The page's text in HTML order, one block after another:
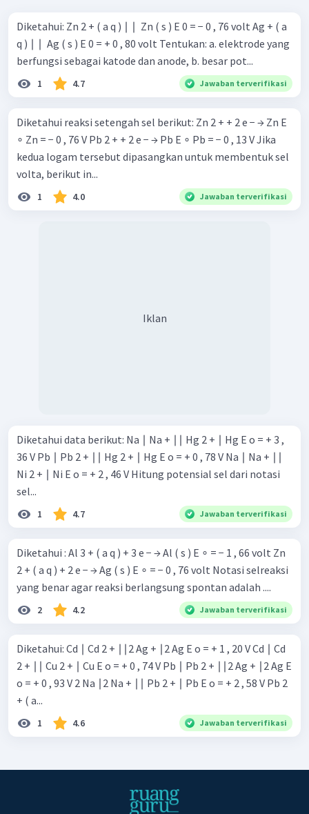
Diketahui: Zn 2 + ( a q ) ∣ ∣ ​ Zn ( s ) E 0 = − 0 , 76 volt Ag + ( a
q ) ∣ ∣ ​ Ag ( s ) E 0 = + 0 , 80 volt Tentukan: a. elektrode yang
berfungsi sebagai katode dan anode, b. besar pot...
1 4.7 Jawaban terverifikasi
Diketahui reaksi setengah sel berikut: Zn 2 + + 2 e − → Zn E
∘ Zn = − 0 , 76 V Pb 2 + + 2 e − → Pb E ∘ Pb = − 0 , 13 V Jika
kedua logam tersebut dipasangkan untuk membentuk sel
volta, berikut in...
1 4.0 Jawaban terverifikasi
Iklan
Diketahui data berikut: Na ∣ Na + ∣∣ Hg 2 + ∣ Hg E o = + 3 ,
36 V Pb ∣ Pb 2 + ∣∣ Hg 2 + ∣ Hg E o = + 0 , 78 V Na ∣ Na + ∣∣
Ni 2 + ∣ Ni E o = + 2 , 46 V Hitung potensial sel dari notasi
sel...
1 4.7 Jawaban terverifikasi
Diketahui : Al 3 + ( a q ) + 3 e − → Al ( s ) E ∘ = − 1 , 66 volt Zn
2 + ( a q ) + 2 e − → Ag ( s ) E ∘ = − 0 , 76 volt Notasi selreaksi
yang benar agar reaksi berlangsung spontan adalah ....
2 4.2 Jawaban terverifikasi
Diketahui: Cd ∣ Cd 2 + ∣∣2 Ag + ∣2 Ag E o = + 1 , 20 V Cd ∣ Cd
2 + ∣∣ Cu 2 + ∣ Cu E o = + 0 , 74 V Pb ∣ Pb 2 + ∣∣2 Ag + ∣2 Ag E
o = + 0 , 93 V 2 Na ∣2 Na + ∣∣ Pb 2 + ∣ Pb E o = + 2 , 58 V Pb 2
+ ( a...
1 4.6 Jawaban terverifikasi